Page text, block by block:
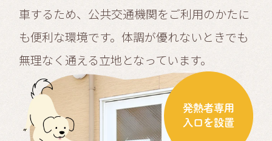
車するため、公共交通機関をご利用のかたに
も便利な環境です。体調が優れないときでも
無理なく通える立地となっています。
発熱者専用
入口を設置